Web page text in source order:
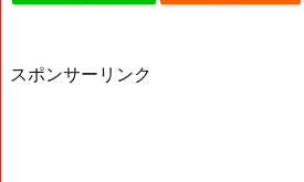
スポンサーリンク